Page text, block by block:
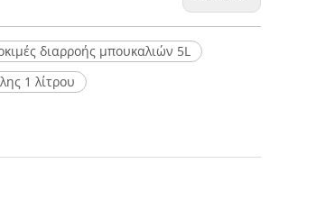
διαρροής μπουκαλιών 5L
1 λίτρου